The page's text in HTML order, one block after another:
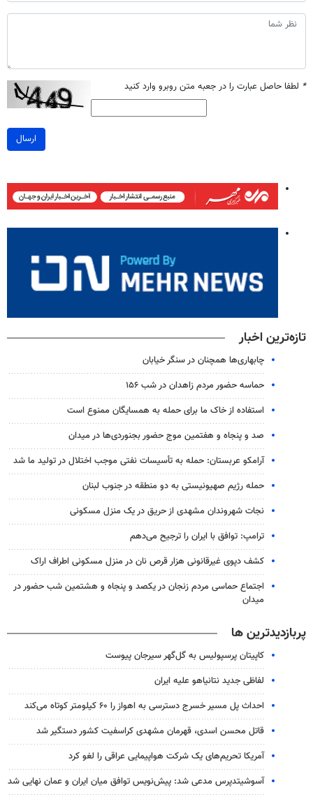
* لطفا حاصل عبارت را در جعبه متن روبرو وارد کنید
ارسال
تازه‌ترین اخبار
چابهاری‌ها همچنان در سنگر خیابان
حماسه حضور مردم زاهدان در شب ۱۵۶
استفاده از خاک ما برای حمله به همسایگان ممنوع است
صد و پنجاه و هفتمین موج حضور بجنوردی‌ها در میدان
آرامکو عربستان: حمله به تأسیسات نفتی موجب اختلال در تولید ما شد
حمله رژیم صهیونیستی به دو منطقه در جنوب لبنان
نجات شهروندان مشهدی از حریق در یک منزل مسکونی
ترامپ: توافق با ایران را ترجیح می‌دهم
کشف دپوی غیرقانونی هزار قرص نان در منزل مسکونی اطراف اراک
اجتماع حماسی مردم زنجان در یکصد و پنجاه و هشتمین شب حضور در
میدان
پربازدیدترین ها
کاپیتان پرسپولیس به گل‌گهر سیرجان پیوست
لفاظی جدید نتانیاهو علیه ایران
احداث پل مسیر خسرج دسترسی به اهواز را ۶۰ کیلومتر کوتاه می‌کند
قاتل محسن اسدی، قهرمان مشهدی کراسفیت کشور دستگیر شد
آمریکا تحریم‌های یک شرکت هواپیمایی عراقی را لغو کرد
آسوشیتدپرس مدعی شد: پیش‌نویس توافق میان ایران و عمان نهایی شد